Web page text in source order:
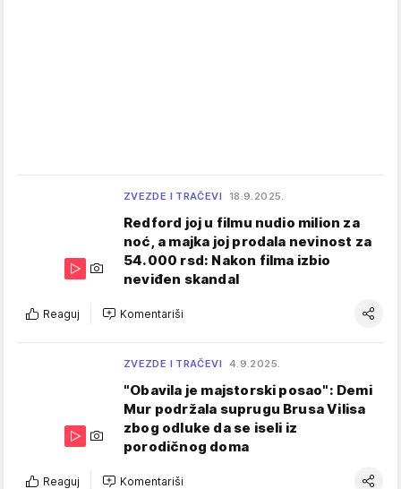
ZVEZDE I TRAČEVI 18.9.2025.
Redford joj u filmu nudio milion za
noć, a majka joj prodala nevinost za
54.000 rsd: Nakon filma izbio
neviđen skandal
Reaguj Komentariši
ZVEZDE I TRAČEVI 4.9.2025.
"Obavila je majstorski posao": Demi
Mur podržala suprugu Brusa Vilisa
zbog odluke da se iseli iz
porodičnog doma
Reaguj Komentariši